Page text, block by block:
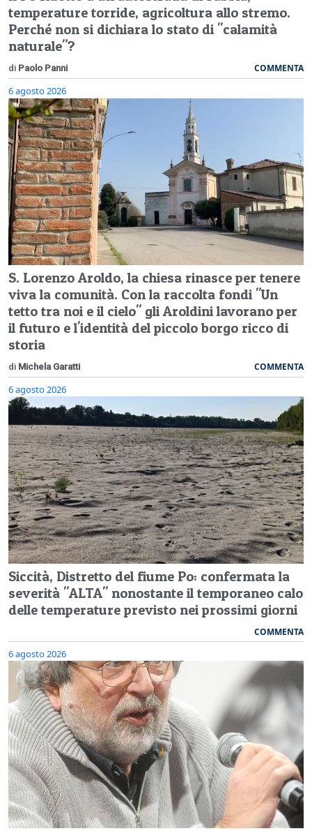
temperature torride, agricoltura allo stremo.
Perché non si dichiara lo stato di "calamità
naturale"?
di Paolo Panni COMMENTA
6 agosto 2026
S. Lorenzo Aroldo, la chiesa rinasce per tenere
viva la comunità. Con la raccolta fondi "Un
tetto tra noi e il cielo" gli Aroldini lavorano per
il futuro e l'identità del piccolo borgo ricco di
storia
di Michela Garatti COMMENTA
6 agosto 2026
Siccità, Distretto del fiume Po: confermata la
severità "ALTA" nonostante il temporaneo calo
delle temperature previsto nei prossimi giorni
COMMENTA
6 agosto 2026